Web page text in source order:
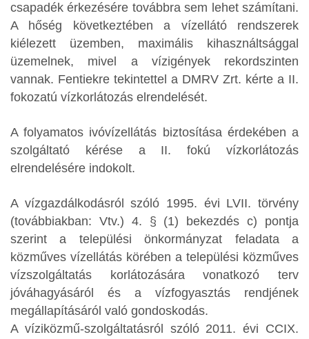
csapadék érkezésére továbbra sem lehet számítani.
A hőség következtében a vízellátó rendszerek
kiélezett üzemben, maximális kihasználtsággal
üzemelnek, mivel a vízigények rekordszinten
vannak. Fentiekre tekintettel a DMRV Zrt. kérte a II.
fokozatú vízkorlátozás elrendelését.
A folyamatos ivóvízellátás biztosítása érdekében a
szolgáltató kérése a II. fokú vízkorlátozás
elrendelésére indokolt.
A vízgazdálkodásról szóló 1995. évi LVII. törvény
(továbbiakban: Vtv.) 4. § (1) bekezdés c) pontja
szerint a települési önkormányzat feladata a
közműves vízellátás körében a települési közműves
vízszolgáltatás korlátozására vonatkozó terv
jóváhagyásáról és a vízfogyasztás rendjének
megállapításáról való gondoskodás.
A víziközmű-szolgáltatásról szóló 2011. évi CCIX.